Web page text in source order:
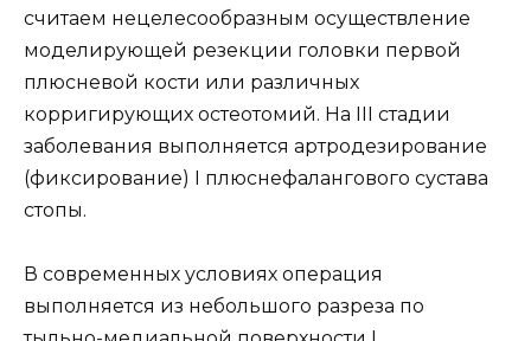
считаем нецелесообразным осуществление
моделирующей резекции головки первой
плюсневой кости или различных
корригирующих остеотомий. На III стадии
заболевания выполняется артродезирование
(фиксирование) I плюснефалангового сустава
стопы.
В современных условиях операция
выполняется из небольшого разреза по